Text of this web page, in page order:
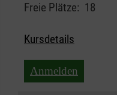
Freie Plätze: 18
Kursdetails
Anmelden